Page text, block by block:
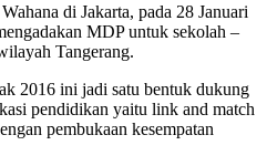
di Jakarta, pada 28 Januari
MDP untuk sekolah –
Tangerang.
2016 ini jadi satu bentuk dukung
pendidikan yaitu link and match
pembukaan kesempatan